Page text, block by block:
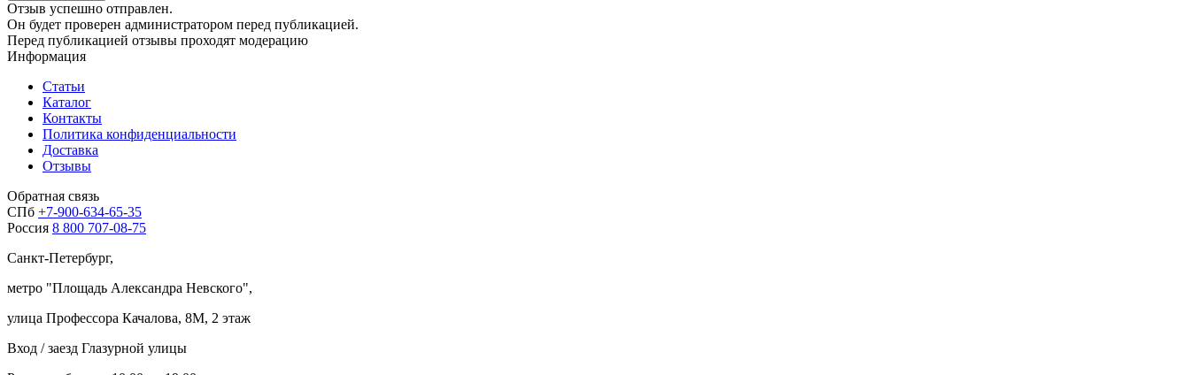
Отзыв успешно отправлен.
Он будет проверен администратором перед публикацией.
Перед публикацией отзывы проходят модерацию
Информация
Статьи
Каталог
Контакты
Политика конфиденциальности
Доставка
Отзывы
Обратная связь
СПб +7-900-634-65-35
Россия 8 800 707-08-75
Санкт-Петербург,
метро "Площадь Александра Невского",
улица Профессора Качалова, 8М, 2 этаж
Вход / заезд Глазурной улицы